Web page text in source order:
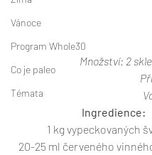
Vánoce
Program Whole30
Co je paleo
Témata
Množství: 2
Ingredience:
1 kg vypeckovaných
20-25 ml červeného